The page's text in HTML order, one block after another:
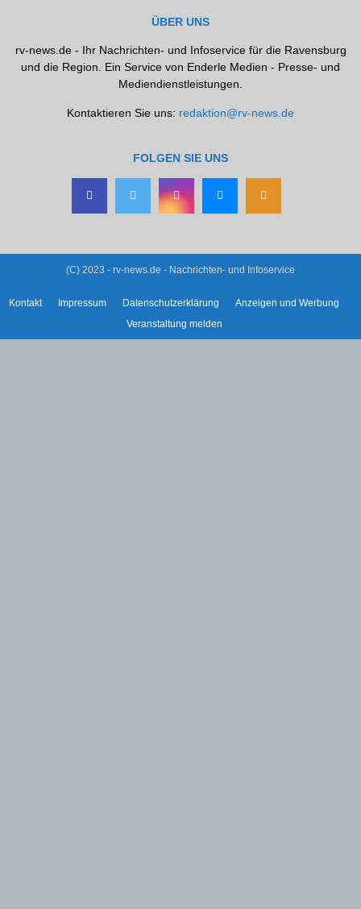
ÜBER UNS
rv-news.de - Ihr Nachrichten- und Infoservice für die Ravensburg
und die Region. Ein Service von Enderle Medien - Presse- und
Mediendienstleistungen.
Kontaktieren Sie uns: redaktion@rv-news.de
FOLGEN SIE UNS
(C) 2023 - rv-news.de - Nachrichten- und Infoservice
Kontakt Impressum Datenschutzerklärung
Anzeigen und Werbung
Veranstaltung melden